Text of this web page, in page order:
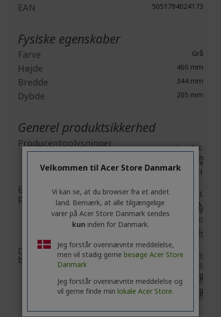
EAN 5051794024173
Fysiske egenskaber
Farve Grå
Højde 460 mm
Bredde 344 mm
Dybde 205 mm
Generel produktsikkerhed
Producentoplysninger
Acer Inc.
8F, No. 88, Section 1, Xin
Tai 5th Road, Xizhi
New Taipei City 221
EU-ansvarlig
person/EU-importør
Acer Italy S.r.l.
Viale delle Industrie 1/A,
20044 Arese (MI), Italy
https://www.acer.com/it-it
E-mail:
acer-italy-
srl@legalmail.it
Dokument- og
billedsikkerhed Tilbehør: tilgængelig
HER
HER
El-løbehjul: tilgængelig
HER
Smartcyklen : tilgængelig
HER
Velkommen til Acer Store Danmark
Vi kan se, at du browser fra et andet
land. Bemærk, at alle tilgængelige
varer på Acer Store Danmark sendes
kun inden for Danmark.
Jeg forstår ovennævnte meddelelse,
men vil stadig gerne besøge Acer Store
Danmark
Jeg forstår ovennævnte meddelelse og
vil gerne finde min lokale Acer Store.